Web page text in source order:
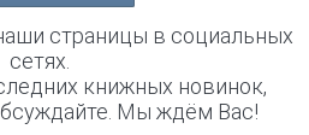
страницы в социальных
сетях.
книжных новинок,
Мы ждём Вас!